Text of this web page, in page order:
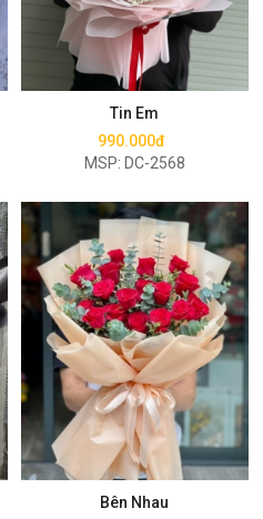
Tin Em
990.000đ
MSP: DC-2568
Mua ngay
Bên Nhau
Mua ngay